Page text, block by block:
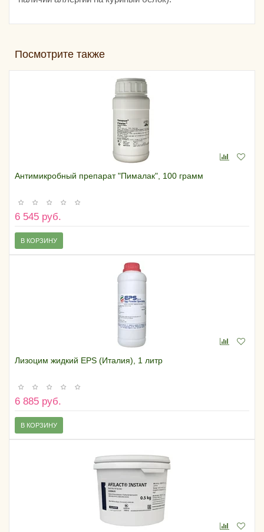
Посмотрите также
Антимикробный препарат "Пималак", 100 грамм
6 545 руб.
В КОРЗИНУ
Лизоцим жидкий EPS (Италия), 1 литр
6 885 руб.
В КОРЗИНУ